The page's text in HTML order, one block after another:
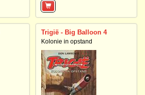
Trigië - Big Balloon 4
Kolonie in opstand